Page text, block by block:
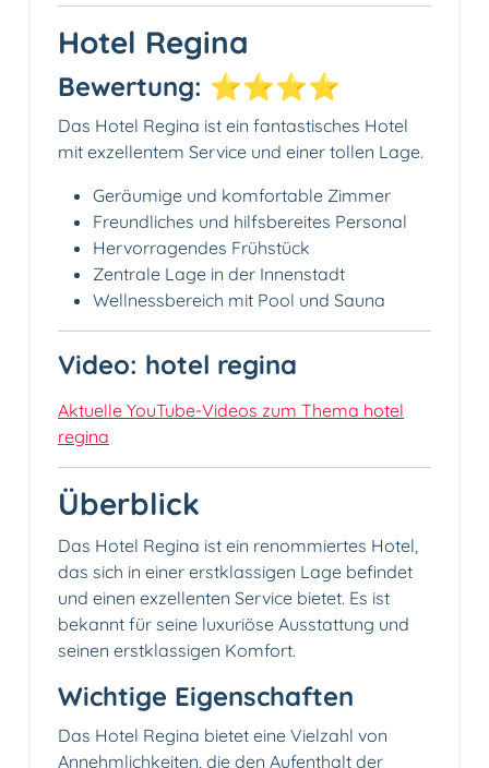
Hotel Regina
Bewertung: ⭐️⭐️⭐️⭐️
Das Hotel Regina ist ein fantastisches Hotel
mit exzellentem Service und einer tollen Lage.
Geräumige und komfortable Zimmer
Freundliches und hilfsbereites Personal
Hervorragendes Frühstück
Zentrale Lage in der Innenstadt
Wellnessbereich mit Pool und Sauna
Video: hotel regina
Aktuelle YouTube-Videos zum Thema hotel
regina
Überblick
Das Hotel Regina ist ein renommiertes Hotel,
das sich in einer erstklassigen Lage befindet
und einen exzellenten Service bietet. Es ist
bekannt für seine luxuriöse Ausstattung und
seinen erstklassigen Komfort.
Wichtige Eigenschaften
Das Hotel Regina bietet eine Vielzahl von
Annehmlichkeiten, die den Aufenthalt der